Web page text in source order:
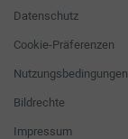
Datenschutz
Cookie-Präferenzen
Nutzungsbedingungen
Bildrechte
Impressum